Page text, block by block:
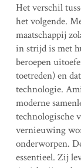
Het verschil
het volgende.
maatschappij
in strijd is met
beroepen
toetreden) en
technologie.
moderne
technologische
vernieuwing
onderworpen.
essentieel. Zij